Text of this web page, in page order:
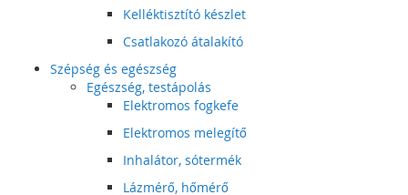
Kelléktisztító készlet
Csatlakozó átalakító
Szépség és egészség
Egészség, testápolás
Elektromos fogkefe
Elektromos melegítő
Inhalátor, sótermék
Lázmérő, hőmérő